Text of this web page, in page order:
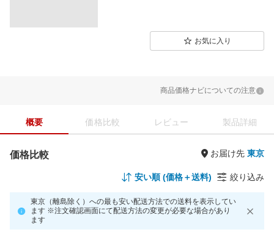
お気に入り
商品価格ナビについての注意
概要 価格比較 レビュー 製品詳細
価格比較 お届け先
安い順 (価格＋送料) 絞り込み
東京（離島除く）への最も安い配送方法での送料を表示してい
ます ※注文確認画面にて配送方法の変更が必要な場合があり
ます